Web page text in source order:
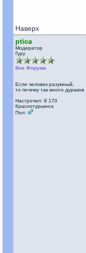
Наверх
ptica
Модератор
Гуру
Вне Форума
Если человек разумный,
то почему так много дураков
Настрочил: 8 170
Краснотурьинск
Пол: